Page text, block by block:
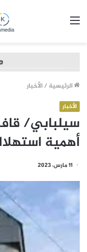
الرئيسية /الأخبار
الأخبار
سيلبابي/
أهمية
11 مارس، 2023